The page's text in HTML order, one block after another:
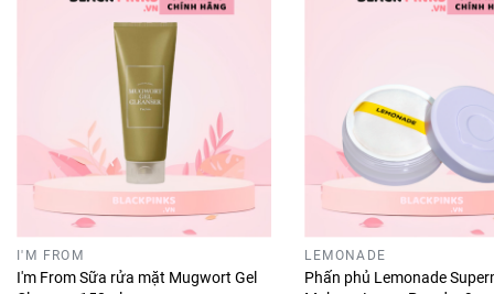
Synthetic Wax, Dimeticon, Sorbitan Tristearate, Tocopheryl
Acetate, Glyceryl Caprylate, Caprylic Glycol và một số
thành phần khác.
Hướng dẫn sử dụng:
Xác định dáng chân mày dựa theo dáng mặt và khuôn
chân mày tự nhiên.
Dùng chì kẻ lấp đầy các khoảng trống bên trong khuôn
mày, giúp chân mày tự nhiên và sắc nét hơn.
Sử dụng đầu chải để làm tơi và đều màu chân mày, tạo
nên vẻ đẹp hài hoà và tự nhiên hơn.
I'M FROM
I'm From Sữa rửa mặt Mugwort Gel
LEMONADE
Phấn phủ Lemonade